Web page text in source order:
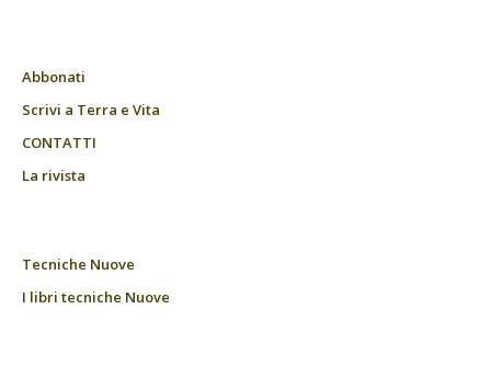
Abbonati
Scrivi a Terra e Vita
CONTATTI
La rivista
Tecniche Nuove
I libri tecniche Nuove